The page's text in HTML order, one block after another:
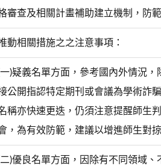
審查及相關計畫補助建立機制，防
動相關措施之之注意事項：
)疑義名單方面，參考國內外情況
公開指認特定期刊或會議為學術詐
稱亦快速更迭，仍須注意提醒師生
，為有效防範，建議以增進師生對
)優良名單方面，因除有不同領域